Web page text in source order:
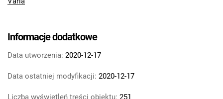
Informacje dodatkowe
Data utworzenia: 2020-12-17
Data ostatniej modyfikacji: 2020-12-17
Liczba wyświetleń treści obiektu: 251